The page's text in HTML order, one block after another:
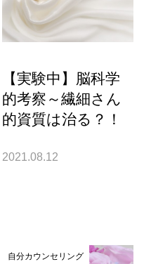
【実験中】脳科学
的考察～繊細さん
的資質は治る？！
2021.08.12
自分カウンセリング